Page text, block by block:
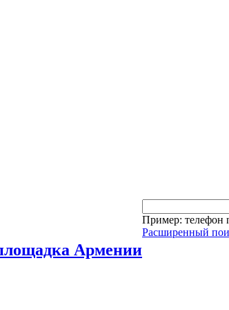
Армении
Пример: телефон
Расширенный